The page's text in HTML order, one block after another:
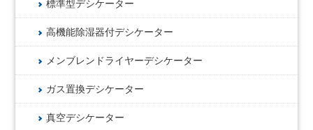
標準型デシケーター
高機能除湿器付デシケーター
メンブレンドライヤーデシケーター
ガス置換デシケーター
真空デシケーター